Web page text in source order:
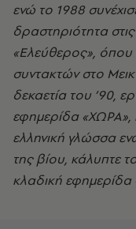
ενώ το 1988
δραστηριότητα
«Ελεύθερος», όπου
συντακτών στο
δεκαετία του ’90,
εφημερίδα «ΧΩΡΑ»,
ελληνική γλώσσα
της βίου, κάλυπτε
κλαδική εφημερίδα